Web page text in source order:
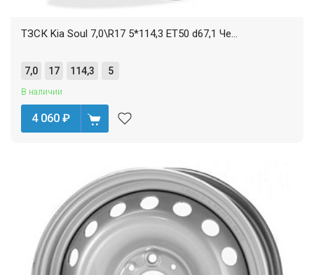
ТЗСК Kia Soul 7,0\R17 5*114,3 ET50 d67,1 Че...
7,0 17 114,3 5
В наличии
4 060 ₽